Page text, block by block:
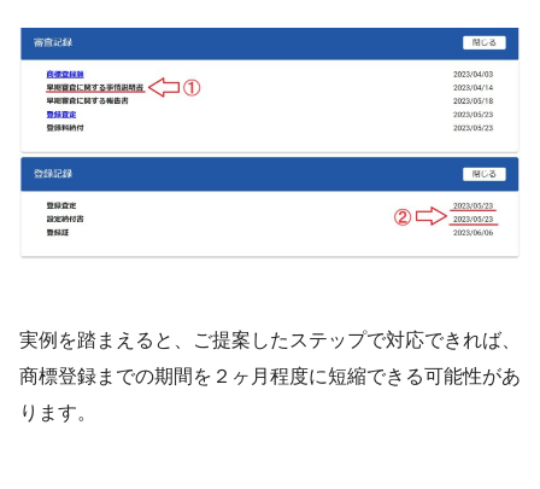
実例を踏まえると、ご提案したステップで対応できれば、
商標登録までの期間を２ヶ月程度に短縮できる可能性があ
ります。